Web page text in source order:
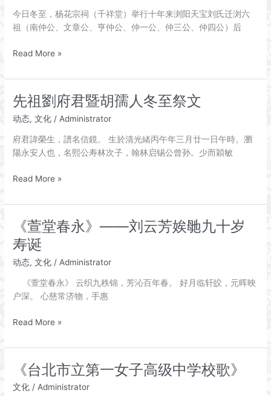
心
乡
拜
今日冬至，杨花宗祠（千祥堂）举行十年来浏阳天宝刘氏迁浏六
祖（南仲公、文章公、亨仲公、仲一公、仲三公、仲四公）后
浏
天
宝
刘
氏
浏
六
典
Read More »
先祖劉府君暨胡孺人冬至祭文
动态,文化 / Administrator
府君諱榮生，譜名信鏡。 生於清光緒丙午年三月廿一日午時。瀏
陽永安人也，名熙公寿林次子，翰林启锡公曾孙。少而穎敏
先
劉
暨
胡
冬
祭
Read More »
《萱堂春永》——刘云芳娭毑九十岁
寿诞
动态,文化 / Administrator
《萱堂春永》 云织九秩锦，芳沁百年春。 好月临轩皎，元晖映
户深。 心慈常济物，手惠
《萱
春
永》
——
刘
Read More »
《台北市立第一女子高级中学校歌》
文化 /Administrator